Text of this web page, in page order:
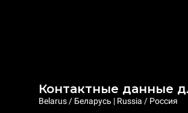
Контактные данные
Belarus / Беларусь | Russia / Россия